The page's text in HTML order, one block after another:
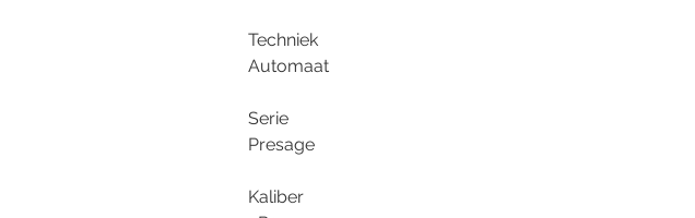
Techniek
Automaat
Serie
Presage
Kaliber